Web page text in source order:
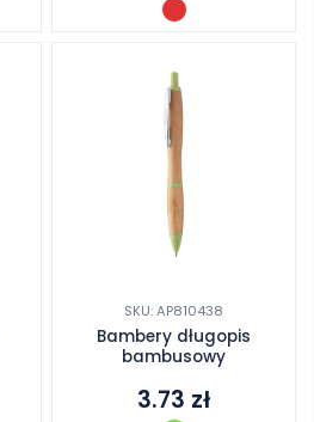
SKU: AP810438
Bambery długopis
bambusowy
3.73 zł